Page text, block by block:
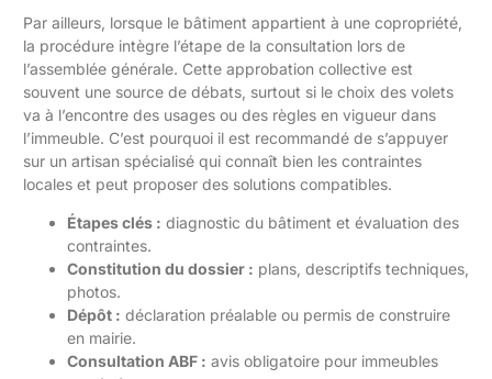
Par ailleurs, lorsque le bâtiment appartient à une copropriété,
la procédure intègre l’étape de la consultation lors de
l’assemblée générale. Cette approbation collective est
souvent une source de débats, surtout si le choix des volets
va à l’encontre des usages ou des règles en vigueur dans
l’immeuble. C’est pourquoi il est recommandé de s’appuyer
sur un artisan spécialisé qui connaît bien les contraintes
locales et peut proposer des solutions compatibles.
Étapes clés : diagnostic du bâtiment et évaluation des
contraintes.
Constitution du dossier : plans, descriptifs techniques,
photos.
Dépôt : déclaration préalable ou permis de construire
en mairie.
Consultation ABF : avis obligatoire pour immeubles